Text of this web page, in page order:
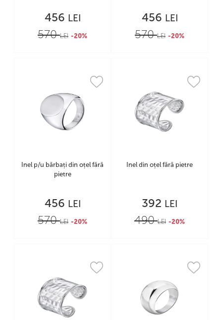
456 LEI
570LEI -20%
456 LEI
570LEI -20%
Inel p/u bărbați din oțel fără
pietre
456 LEI
570LEI -20%
Inel din oțel fără pietre
392 LEI
490LEI -20%